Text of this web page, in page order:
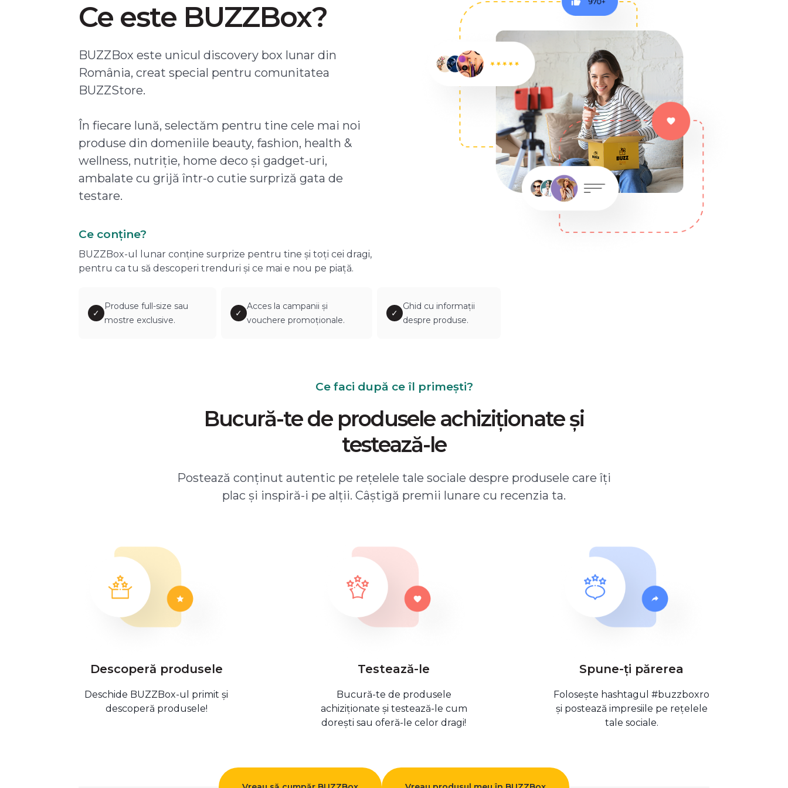
Ce este BUZZBox?
BUZZBox este unicul discovery box lunar din
România, creat special pentru comunitatea
BUZZStore.
În fiecare lună, selectăm pentru tine cele mai noi
produse din domeniile beauty, fashion, health &
wellness, nutriție, home deco și gadget-uri,
ambalate cu grijă într-o cutie surpriză gata de
testare.
Ce conține?
BUZZBox-ul lunar conține surprize pentru tine și toți cei dragi,
pentru ca tu să descoperi trenduri și ce mai e nou pe piață.
✓
Produse full-size sau
mostre exclusive.
✓
Acces la campanii și
vouchere promoționale.
✓
Ghid cu informații
despre produse.
Ce faci după ce îl primești?
Bucură-te de produsele achiziționate și
testează-le
Postează conținut autentic pe rețelele tale sociale despre produsele care îți
plac și inspiră-i pe alții. Câștigă premii lunare cu recenzia ta.
Descoperă produsele
Deschide BUZZBox-ul primit și
descoperă produsele!
Testează-le
Bucură-te de produsele
achiziționate și testează-le cum
dorești sau oferă-le celor dragi!
Spune-ți părerea
Folosește hashtagul #buzzboxro
și postează impresiile pe rețelele
tale sociale.